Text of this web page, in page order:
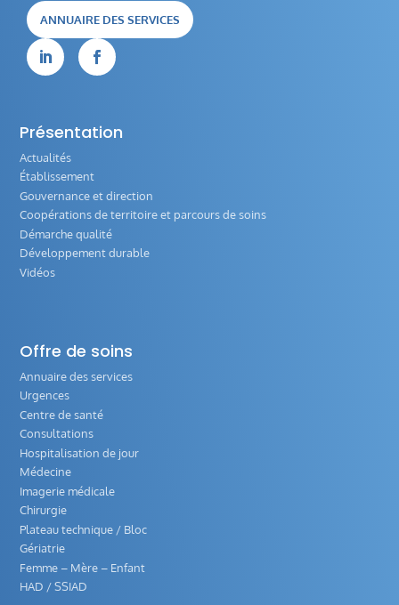
ANNUAIRE DES SERVICES
 
Présentation
Actualités
Établissement
Gouvernance et direction
Coopérations de territoire et parcours de soins
Démarche qualité
Développement durable
Vidéos
Offre de soins
Annuaire des services
Urgences
Centre de santé
Consultations
Hospitalisation de jour
Médecine
Imagerie médicale
Chirurgie
Plateau technique / Bloc
Gériatrie
Femme – Mère – Enfant
HAD / SSIAD